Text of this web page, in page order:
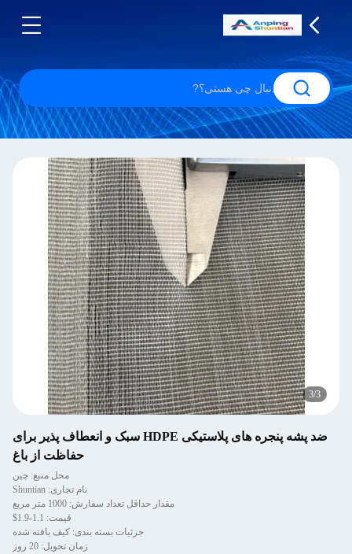
3/3
ضد پشه پنجره های پلاستیکی HDPE سبک و انعطاف پذیر برای
حفاظت از باغ
محل منبع: چین
نام تجاری: Shuntian
مقدار حداقل تعداد سفارش: 1000 متر مربع
قیمت: 1.1-1.9$
جزئیات بسته بندی: کیف بافته شده
زمان تحویل: 20 روز